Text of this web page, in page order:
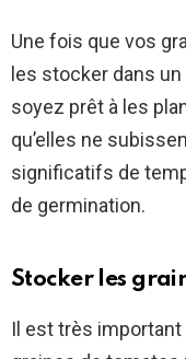
Une fois que vos
les stocker dans
soyez prêt à les
qu’elles ne
significatifs de
de germination.
Stocker les
Il est très